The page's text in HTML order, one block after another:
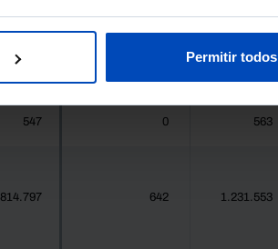
Permitir todos
24.469 44.941
547 0 563
814.797 642 1.231.553